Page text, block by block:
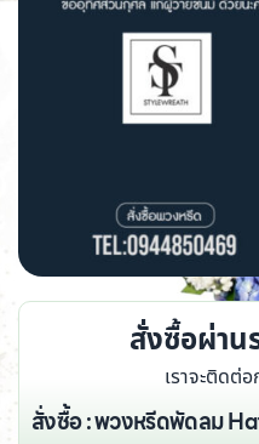
สั่งซื้อผ่าน
เราจะติดต่
สั่งซื้อ : พวงหรีดพัดลม